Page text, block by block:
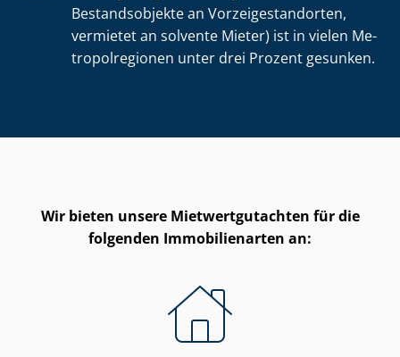
Bestandsobjekte an Vor­zei­ge­stand­or­ten,
vermietet an solvente Mieter) ist in vielen Me­
tro­pol­re­gio­nen unter drei Prozent gesunken.
Wir bieten unsere Miet­wert­gut­ach­ten für die
folgenden Immobilienarten an: